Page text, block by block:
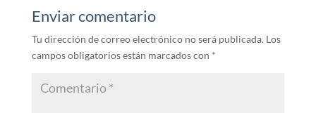
Enviar comentario
Tu dirección de correo electrónico no será publicada. Los
campos obligatorios están marcados con *